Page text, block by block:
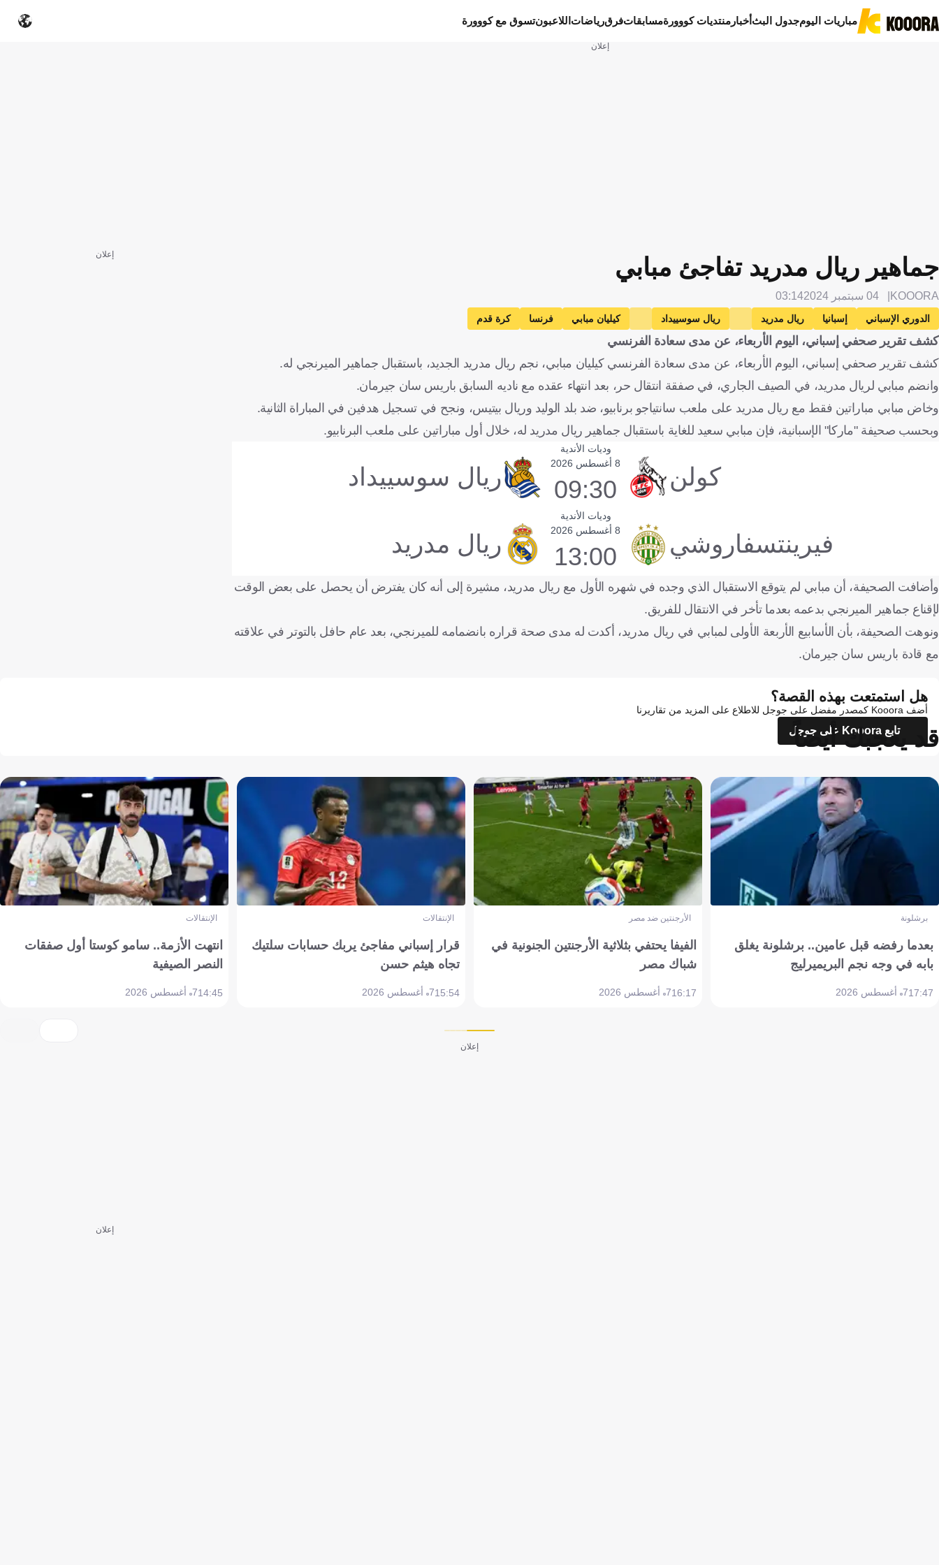
مباريات اليومجدول البثأخبار منتديات كووورةمسابقاتفرقرياضات اللاعبونتسوق مع كووورة
إعلان
جماهير ريال مدريد تفاجئ مبابي
KOOORA 04 سبتمبر 2024 03:14
الدوري الإسباني إسبانيا ريال مدريد ريال سوسييداد كيليان مبابي فرنسا كرة قدم
كشف تقرير صحفي إسباني، اليوم الأربعاء، عن مدى سعادة الفرنسي
كشف تقرير صحفي إسباني، اليوم الأربعاء، عن مدى سعادة الفرنسي كيليان مبابي، نجم ريال مدريد الجديد، باستقبال جماهير الميرنجي له.
وانضم مبابي لريال مدريد، في الصيف الجاري، في صفقة انتقال حر، بعد انتهاء عقده مع ناديه السابق باريس سان جيرمان.
وخاض مبابي مباراتين فقط مع ريال مدريد على ملعب سانتياجو برنابيو، ضد بلد الوليد وريال بيتيس، ونجح في تسجيل هدفين في المباراة الثانية.
وبحسب صحيفة "ماركا" الإسبانية، فإن مبابي سعيد للغاية باستقبال جماهير ريال مدريد له، خلال أول مباراتين على ملعب البرنابيو.
وديات الأندية
كولن 8 أغسطس 2026
09:30 ريال سوسييداد
وديات الأندية
فيرينتسفاروشي 8 أغسطس 2026
13:00 ريال مدريد
وأضافت الصحيفة، أن مبابي لم يتوقع الاستقبال الذي وجده في شهره الأول مع ريال مدريد، مشيرة إلى أنه كان يفترض أن يحصل على بعض الوقت
لإقناع جماهير الميرنجي بدعمه بعدما تأخر في الانتقال للفريق.
ونوهت الصحيفة، بأن الأسابيع الأربعة الأولى لمبابي في ريال مدريد، أكدت له مدى صحة قراره بانضمامه للميرنجي، بعد عام حافل بالتوتر في علاقته
مع قادة باريس سان جيرمان.
إعلان
هل استمتعت بهذه القصة؟
أضف Kooora كمصدر مفضل على جوجل للاطلاع على المزيد من تقاريرنا
تابع Kooora على جوجل
قد يعجبك أيضاً
برشلونة
بعدما رفضه قبل عامين.. برشلونة يغلق
بابه في وجه نجم البريميرليج
17:477 أغسطس 2026
الأرجنتين ضد مصر
الفيفا يحتفي بثلاثية الأرجنتين الجنونية في
شباك مصر
16:177 أغسطس 2026
الإنتقالات
قرار إسباني مفاجئ يربك حسابات سلتيك
تجاه هيثم حسن
15:547 أغسطس 2026
الإنتقالات
انتهت الأزمة.. سامو كوستا أول صفقات
النصر الصيفية
14:457 أغسطس 2026
إعلان
إعلان